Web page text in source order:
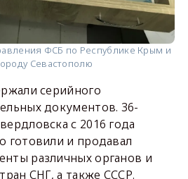
ФСБ по Республике Крым и
Севастополю
серийного
документов. 36-
с 2016 года
готовили и продавал
различных органов и
СНГ, а также СССР.